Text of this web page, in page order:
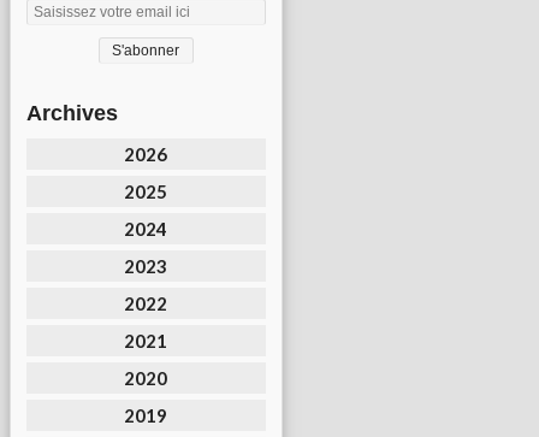
Archives
2026
2025
2024
2023
2022
2021
2020
2019